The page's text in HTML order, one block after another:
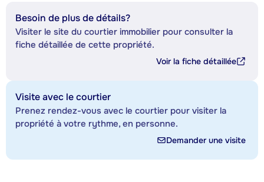
Besoin de plus de détails?
Visiter le site du courtier immobilier pour consulter la
fiche détaillée de cette propriété.
Voir la fiche détaillée
Visite avec le courtier
Prenez rendez-vous avec le courtier pour visiter la
propriété à votre rythme, en personne.
Demander une visite